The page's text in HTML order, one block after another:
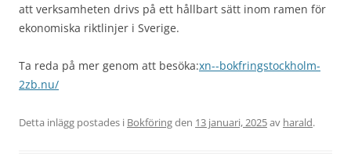
att verksamheten drivs på ett hållbart sätt inom ramen för
ekonomiska riktlinjer i Sverige.
Ta reda på mer genom att besöka:xn--bokfringstockholm-
2zb.nu/
Detta inlägg postades i Bokföringden 13 januari, 2025av harald.